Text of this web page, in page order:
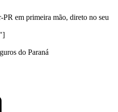
PR em primeira mão, direto no seu
do Paraná